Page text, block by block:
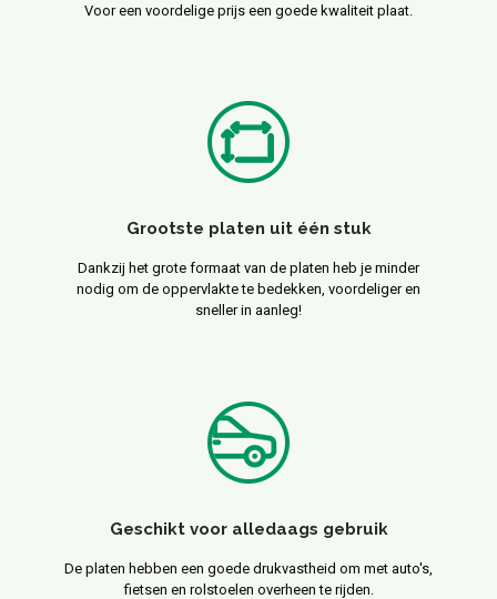
Voor een voordelige prijs een goede kwaliteit plaat.
Grootste platen uit één stuk
Dankzij het grote formaat van de platen heb je minder
nodig om de oppervlakte te bedekken, voordeliger en
sneller in aanleg!
Geschikt voor alledaags gebruik
De platen hebben een goede drukvastheid om met auto's,
fietsen en rolstoelen overheen te rijden.